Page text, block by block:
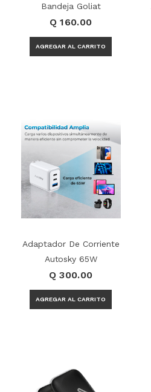
Bandeja Goliat
Q 160.00
Adaptador De Corriente
Autosky 65W
Q 300.00